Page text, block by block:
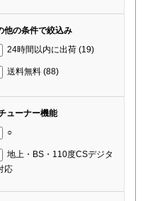
他の条件で絞込み
24時間以内に出荷 (19)
送料無料 (88)
ューナー機能
○
地上・BS・110度CSデジタ
応